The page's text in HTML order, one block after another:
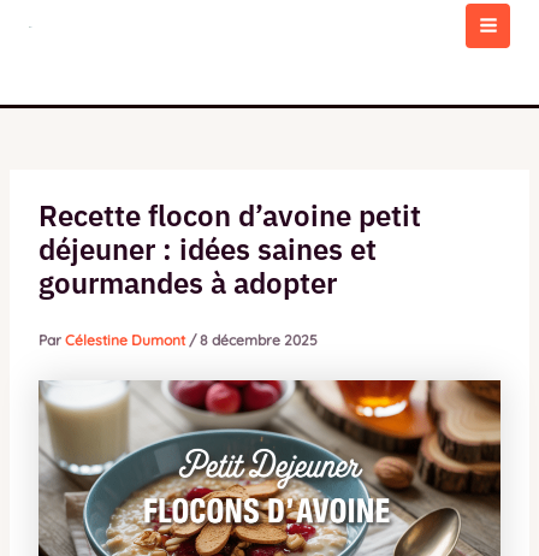
Recette flocon d’avoine petit
déjeuner : idées saines et
gourmandes à adopter
Par Célestine Dumont/8 décembre 2025